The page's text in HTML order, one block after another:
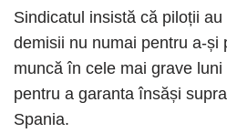
Sindicatul insistă că piloții
demisii nu numai pentru a-și
muncă în cele mai grave
pentru a garanta însăși
Spania.